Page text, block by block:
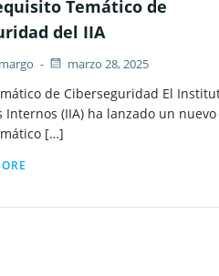
Temático de
del IIA
- marzo 28, 2025
de Ciberseguridad El
Internos (IIA) ha lanzado un nuevo
[…]